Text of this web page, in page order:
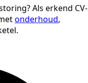
Als erkend CV-
onderhoud,